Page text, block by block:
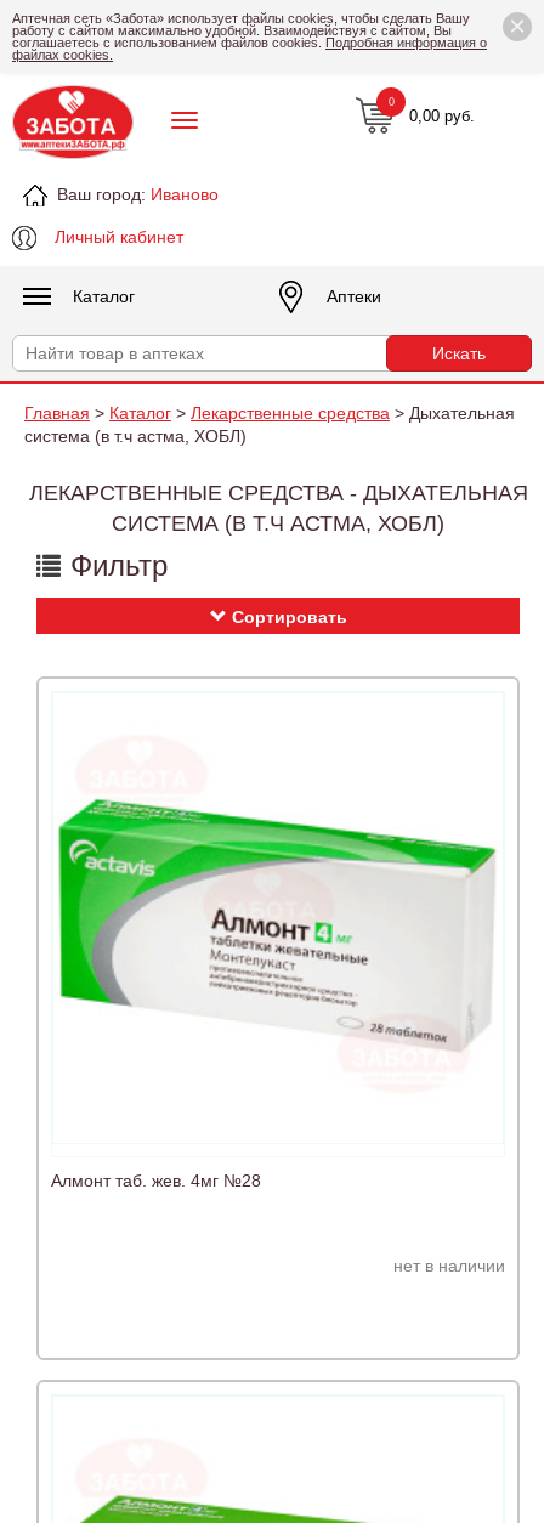
×
Аптечная сеть «Забота» использует файлы cookies, чтобы сделать Вашу
работу с сайтом максимально удобной. Взаимодействуя с сайтом, Вы
соглашаетесь с использованием файлов cookies. Подробная информация о
файлах cookies.
Ваш город: Иваново
Личный кабинет
0,00 руб.
0
Каталог Аптеки
Главная > Каталог > Лекарственные средства > Дыхательная
система (в т.ч астма, ХОБЛ)
ЛЕКАРСТВЕННЫЕ СРЕДСТВА - ДЫХАТЕЛЬНАЯ
СИСТЕМА (В Т.Ч АСТМА, ХОБЛ)
Фильтр
Сортировать
Алмонт таб. жев. 4мг №28
нет в наличии